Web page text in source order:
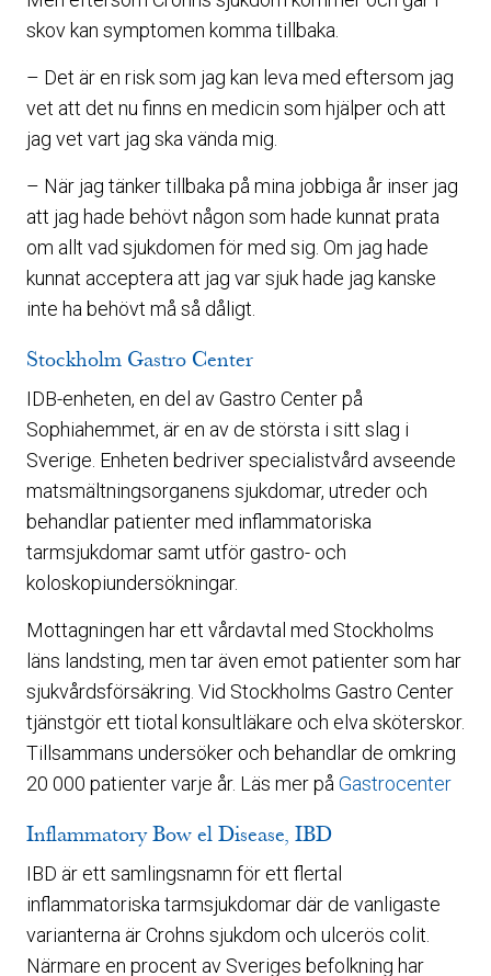
skov kan symptomen komma tillbaka.
– Det är en risk som jag kan leva med eftersom jag
vet att det nu finns en medicin som hjälper och att
jag vet vart jag ska vända mig.
– När jag tänker tillbaka på mina jobbiga år inser jag
att jag hade behövt någon som hade kunnat prata
om allt vad sjukdomen för med sig. Om jag hade
kunnat acceptera att jag var sjuk hade jag kanske
inte ha behövt må så dåligt.
Stockholm Gastro Center
IDB-enheten, en del av Gastro Center på
Sophiahemmet, är en av de största i sitt slag i
Sverige. Enheten bedriver specialistvård avseende
matsmältningsorganens sjukdomar, utreder och
behandlar patienter med inflammatoriska
tarmsjukdomar samt utför gastro- och
koloskopiundersökningar.
Mottagningen har ett vårdavtal med Stockholms
läns landsting, men tar även emot patienter som har
sjukvårdsförsäkring. Vid Stockholms Gastro Center
tjänstgör ett tiotal konsultläkare och elva sköterskor.
Tillsammans undersöker och behandlar de omkring
20 000 patienter varje år. Läs mer på Gastrocenter
Inflammatory Bow el Disease, IBD
IBD är ett samlingsnamn för ett flertal
inflammatoriska tarmsjukdomar där de vanligaste
varianterna är Crohns sjukdom och ulcerös colit.
Närmare en procent av Sveriges befolkning har